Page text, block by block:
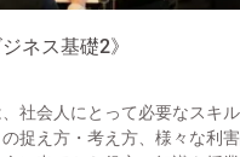
ネス基礎2》
社会人にとって必要なスキ
捉え方・考え方、様々な利